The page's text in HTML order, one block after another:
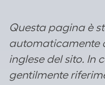
Questa pagina è
automaticamente
inglese del sito. In
gentilmente